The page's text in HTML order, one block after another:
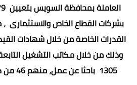
القدرات الخاصة من خلال شهادات
وذلك من خلال مكاتب التشغيل
1305 باحثا عن عمل، منهم 46 من ذوي القدرات الخاصة.